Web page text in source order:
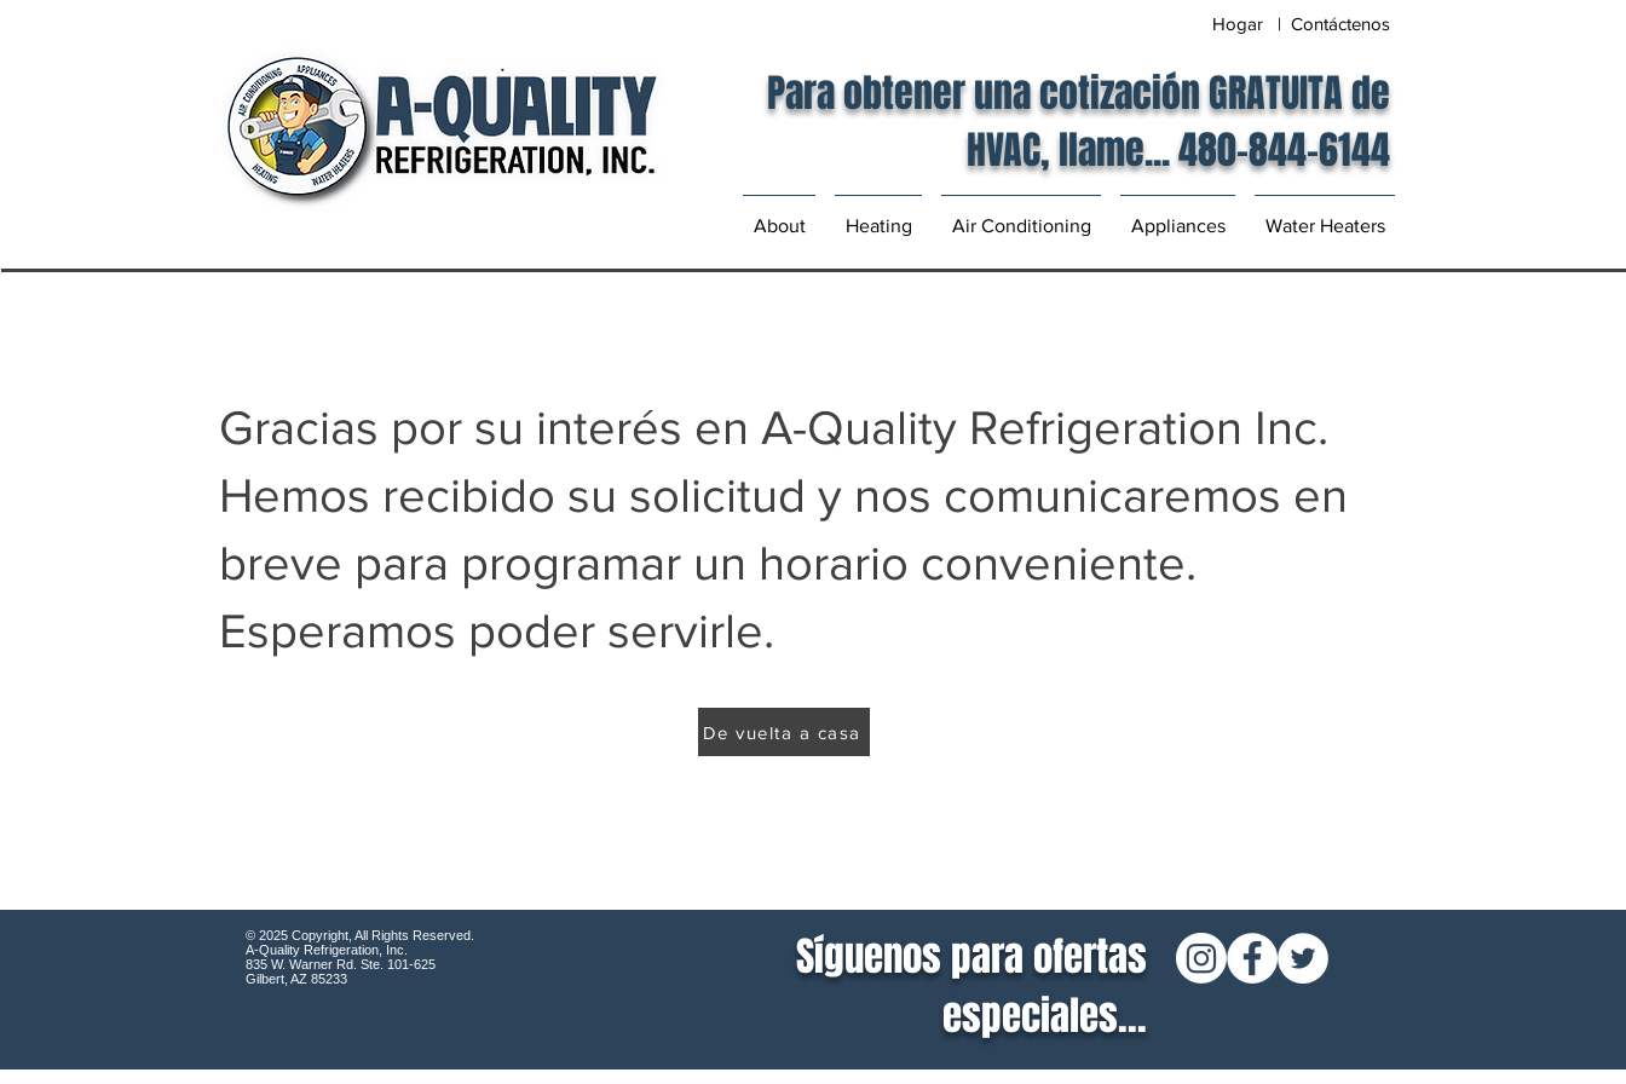
Hogar | Contáctenos
Para obtener una cotización GRATUITA de
HVAC, llame... 480-844-6144
About Heating Air Conditioning Appliances Water Heaters
Gracias por su interés en A-Quality Refrigeration Inc.
Hemos recibido su solicitud y nos comunicaremos en
breve para programar un horario conveniente.
Esperamos poder servirle.
De vuelta a casa
© 2025 Copyright, All Rights Reserved.
A-Quality Refrigeration, Inc.
835 W. Warner Rd. Ste. 101-625
Gilbert, AZ 85233
Síguenos para ofertas
especiales...